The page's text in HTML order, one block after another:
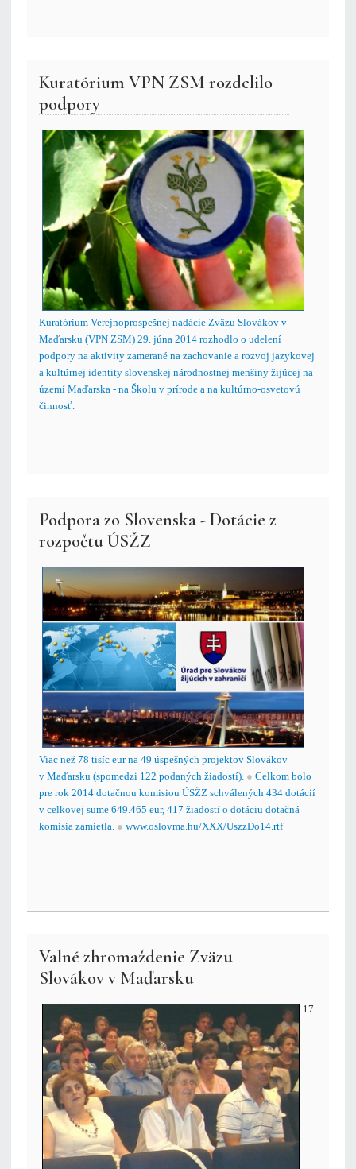
Kuratórium VPN ZSM rozdelilo
podpory
Kuratórium Verejnoprospešnej nadácie Zväzu Slovákov v
Maďarsku (VPN ZSM) 29. júna 2014 rozhodlo o udelení
podpory na aktivity zamerané na zachovanie a rozvoj jazykovej
a kultúrnej identity slovenskej národnostnej menšiny žijúcej na
území Maďarska - na Školu v prírode a na kultúrno-osvetovú
činnosť.
Podpora zo Slovenska - Dotácie z
rozpočtu ÚSŽZ
Viac než 78 tisíc eur na 49 úspešných projektov Slovákov
v Maďarsku (spomedzi 122 podaných žiadostí). ● Celkom bolo
pre rok 2014 dotačnou komisiou ÚSŽZ schválených 434 dotácií
v celkovej sume 649.465 eur, 417 žiadostí o dotáciu dotačná
komisia zamietla. ● www.oslovma.hu/XXX/UszzDo14.rtf
Valné zhromaždenie Zväzu
Slovákov v Maďarsku
17.